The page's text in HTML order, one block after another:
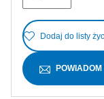
Dodaj do listy